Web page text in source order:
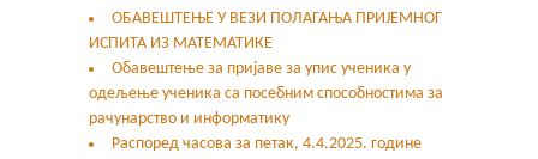
ОБАВЕШТЕЊЕ У ВЕЗИ ПОЛАГАЊА ПРИЈЕМНОГ
ИСПИТА ИЗ МАТЕМАТИКЕ
Oбавештење за пријаве за упис ученика у
одељење ученика са посебним способностима за
рачунарство и информатику
Распоред часова за петак, 4.4.2025. године